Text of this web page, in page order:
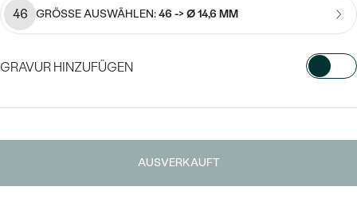
Meistverkaufte
Eheringe
MIT FARBIGEN DIAMANTEN
MIT SCHWARZEN DIAMANTEN
MIT SALT AND PEPPER DIAMANTEN
MIT EDELSTEIN
PLATIN
NACH STEIN
SCHMUCK MIT LAB GROWN
NACH PREIS
MIT EDELSTEIN
NACH PREIS
PREISWERTE
LUXURIÖSE
46 GRÖSSE AUSWÄHLEN:46 -> Ø 14,6 MM
GRAVUR HINZUFÜGEN
AUSVERKAUFT